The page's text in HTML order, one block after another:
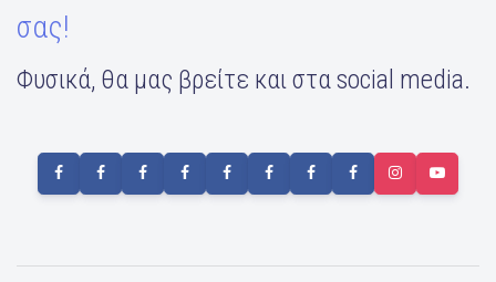
σας!
Φυσικά, θα μας βρείτε και στα social media.